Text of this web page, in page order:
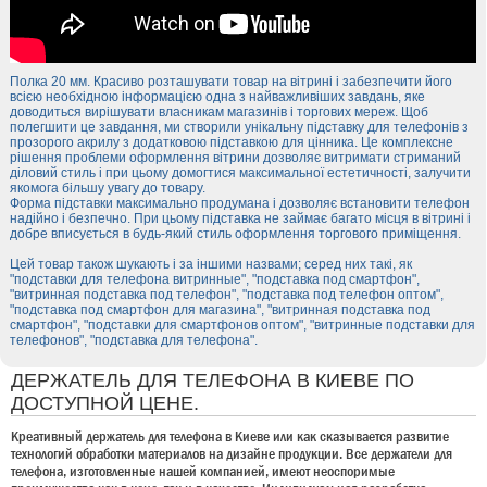
ДЕРЖАТЕЛЬ ДЛЯ ТЕЛЕФОНА В КИЕВЕ ПО
ДОСТУПНОЙ ЦЕНЕ.
Креативный держатель для телефона в Киеве или как сказывается развитие
технологий обработки материалов на дизайне продукции. Все держатели для
телефона, изготовленные нашей компанией, имеют неоспоримые
Полка 20 мм. Красиво розташувати товар на вітрині і забезпечити його
всією необхідною інформацією одна з найважливіших завдань, яке
доводиться вирішувати власникам магазинів і торгових мереж. Щоб
полегшити це завдання, ми створили унікальну підставку для телефонів з
прозорого акрилу з додатковою підставкою для цінника. Це комплексне
рішення проблеми оформлення вітрини дозволяє витримати стриманий
діловий стиль і при цьому домогтися максимальної естетичності, залучити
якомога більшу увагу до товару.
Форма підставки максимально продумана і дозволяє встановити телефон
надійно і безпечно. При цьому підставка не займає багато місця в вітрині і
добре вписується в будь-який стиль оформлення торгового приміщення.
Цей товар також шукають і за іншими назвами; серед них такі, як
"подставки для телефона витринные", "подставка под смартфон",
"витринная подставка под телефон", "подставка под телефон оптом",
"подставка под смартфон для магазина", "витринная подставка под
смартфон", "подставки для смартфонов оптом", "витринные подставки для
телефонов", "подставка для телефона".